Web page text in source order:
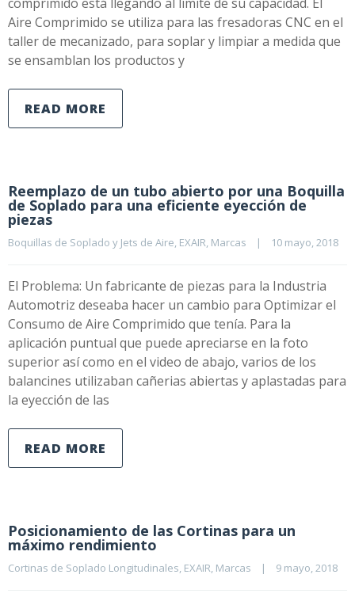
Aire Comprimido se utiliza para las fresadoras CNC en el
taller de mecanizado, para soplar y limpiar a medida que
se ensamblan los productos y
READ MORE
Reemplazo de un tubo abierto por una Boquilla
de Soplado para una eficiente eyección de
piezas
Boquillas de Soplado y Jets de Aire EXAIR Marcas |
El Problema: Un fabricante de piezas para la Industria
Automotriz deseaba hacer un cambio para Optimizar el
Consumo de Aire Comprimido que tenía. Para la
aplicación puntual que puede apreciarse en la foto
superior así como en el video de abajo, varios de los
balancines utilizaban cañerias abiertas y aplastadas para
la eyección de las
READ MORE
Posicionamiento de las Cortinas para un
máximo rendimiento
Cortinas de Soplado Longitudinales EXAIR Marcas |